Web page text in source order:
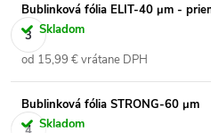
Bublinková fólia ELIT-40 μm -
Skladom
od 15,99 € vrátane DPH
Bublinková fólia STRONG-60 μm
Skladom